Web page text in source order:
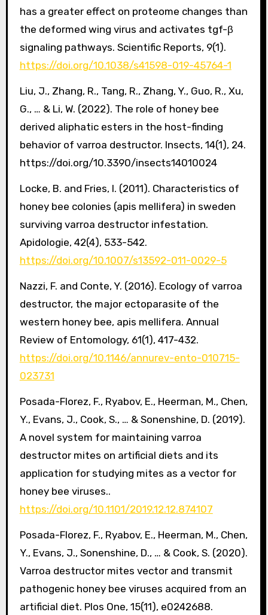
has a greater effect on proteome changes than
the deformed wing virus and activates tgf-β
signaling pathways. Scientific Reports, 9(1).
https://doi.org/10.1038/s41598-019-45764-1
Liu, J., Zhang, R., Tang, R., Zhang, Y., Guo, R., Xu,
G., … & Li, W. (2022). The role of honey bee
derived aliphatic esters in the host-finding
behavior of varroa destructor. Insects, 14(1), 24.
https://doi.org/10.3390/insects14010024
Locke, B. and Fries, I. (2011). Characteristics of
honey bee colonies (apis mellifera) in sweden
surviving varroa destructor infestation.
Apidologie, 42(4), 533-542.
https://doi.org/10.1007/s13592-011-0029-5
Nazzi, F. and Conte, Y. (2016). Ecology of varroa
destructor, the major ectoparasite of the
western honey bee, apis mellifera. Annual
Review of Entomology, 61(1), 417-432.
https://doi.org/10.1146/annurev-ento-010715-
023731
Posada-Florez, F., Ryabov, E., Heerman, M., Chen,
Y., Evans, J., Cook, S., … & Sonenshine, D. (2019).
A novel system for maintaining varroa
destructor mites on artificial diets and its
application for studying mites as a vector for
honey bee viruses..
https://doi.org/10.1101/2019.12.12.874107
Posada-Florez, F., Ryabov, E., Heerman, M., Chen,
Y., Evans, J., Sonenshine, D., … & Cook, S. (2020).
Varroa destructor mites vector and transmit
pathogenic honey bee viruses acquired from an
artificial diet. Plos One, 15(11), e0242688.